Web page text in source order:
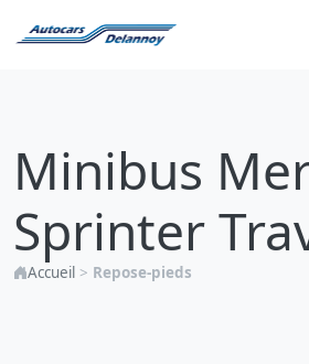
Sprinter
Travel
75
Minibus
Sprinter
Accueil > Repose-pieds